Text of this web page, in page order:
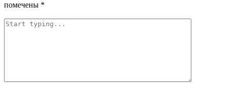
помечены *